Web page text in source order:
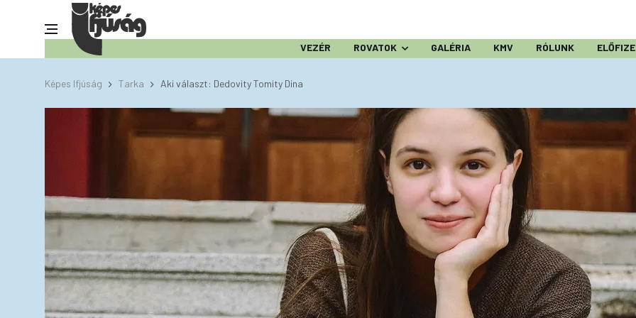
VEZÉR ROVATOK GALÉRIA KMV RÓLUNK
Képes Ifjúság Tarka Aki választ: Dedovity Tomity Dina